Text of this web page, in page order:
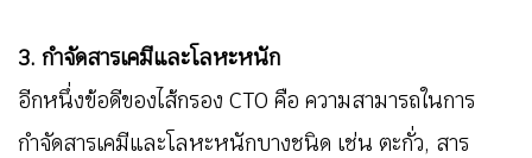
3. กำจัดสารเคมีและโลหะหนัก
อีกหนึ่งข้อดีของไส้กรอง CTO คือ ความสามารถในการ
กำจัดสารเคมีและโลหะหนักบางชนิด เช่น ตะกั่ว, สาร